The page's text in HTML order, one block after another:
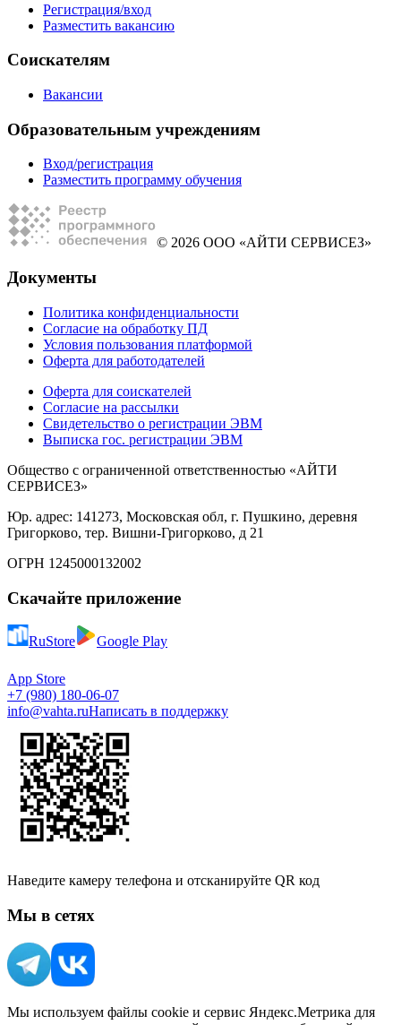
Регистрация/вход
Разместить вакансию
Соискателям
Вакансии
Образовательным учреждениям
Вход/регистрация
Разместить программу обучения
© 2026 ООО «АЙТИ СЕРВИСЕЗ»
Документы
Политика конфиденциальности
Согласие на обработку ПД
Условия пользования платформой
Оферта для работодателей
Оферта для соискателей
Согласие на рассылки
Свидетельство о регистрации ЭВМ
Выписка гос. регистрации ЭВМ
Общество с ограниченной ответственностью «АЙТИ
СЕРВИСЕЗ»
Юр. адрес: 141273, Московская обл, г. Пушкино, деревня
Григорково, тер. Вишни-Григорково, д 21
ОГРН 1245000132002
Скачайте приложение
RuStore Google Play
App Store
+7 (980) 180-06-07
info@vahta.ruНаписать в поддержку
Наведите камеру телефона и отсканируйте QR код
Мы в сетях
Мы используем файлы cookie и сервис Яндекс.Метрика для